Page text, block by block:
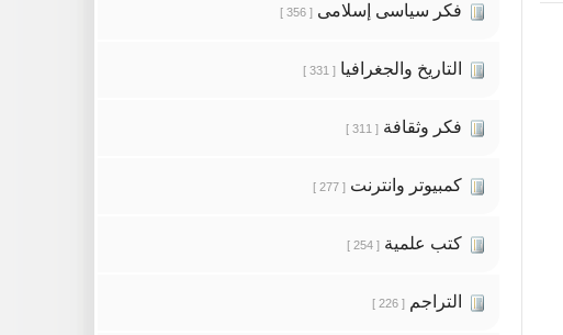
فكر سياسى إسلامى [ 356 ]
التاريخ والجغرافيا [ 331 ]
فكر وثقافة [ 311 ]
كمبيوتر وانترنت [ 277 ]
كتب علمية [ 254 ]
التراجم [ 226 ]